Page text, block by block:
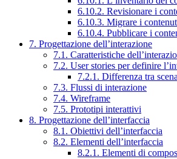
6.10.2. Revisionare i
6.10.3. Migrare i
6.10.4. Pubblicare i
7. Progettazione dell’interazione
7.1. Caratteristiche
7.2. User stories per definire
7.2.1. Differenza tra
7.3. Flussi di interazione
7.4. Wireframe
7.5. Prototipi interattivi
8. Progettazione dell’interfaccia
8.1. Obiettivi dell’interfaccia
8.2. Elementi dell’interfaccia
8.2.1. Elementi di